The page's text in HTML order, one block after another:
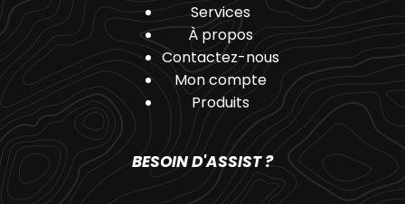
Services
À propos
Contactez-nous
Mon compte
Produits
BESOIN D'ASSIST ?